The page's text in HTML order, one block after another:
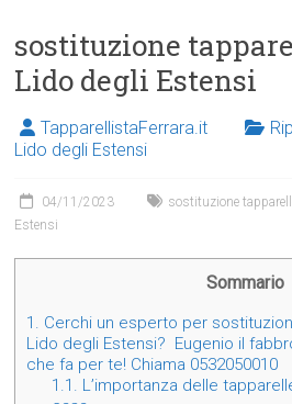
sostituzione
Lido degli Estensi
TapparellistaFerrara.it
Lido degli Estensi
04/11/2023
sostituzione
Estensi
Sommario
1. Cerchi un esperto per
Lido degli Estensi? Eugenio il
che fa per te! Chiama 0532050010
1.1. L’importanza delle